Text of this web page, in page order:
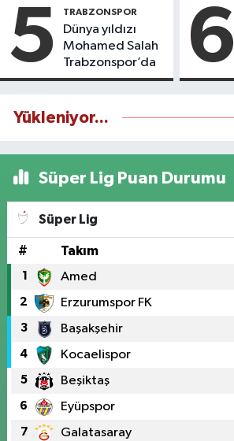
5 TRABZONSPOR
Dünya yıldızı
Mohamed Salah
Trabzonspor’da
6
Yükleniyor...
Süper Lig Puan Durumu
Süper Lig
# Takım
1 Amed
2 Erzurumspor FK
3 Başakşehir
4 Kocaelispor
5 Beşiktaş
6 Eyüpspor
7 Galatasaray